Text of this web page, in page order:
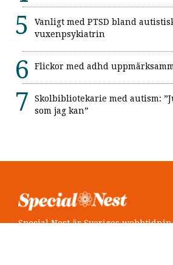
Vanligt med PTSD bland
vuxenpsykiatrin
Flickor med adhd
Skolbibliotekarie med autism:
som jag kan”
Special Nest är Sveriges